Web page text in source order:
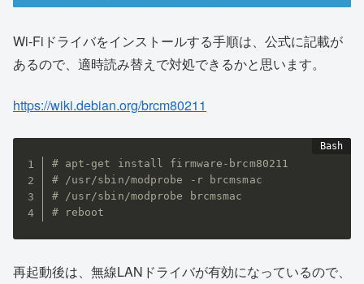
Wi-Fiドライバをインストールする手順は、公式に記載が
あるので、適時読み替えで対処できるかと思います。
https://wiki.debian.org/brcm80211
# apt-get install firmware-brcm80211
# /usr/sbin/modprobe -r brcmsmac
# /usr/sbin/modprobe brcmsmac
# reboot
再起動後は、無線LANドライバが有効になっているので、